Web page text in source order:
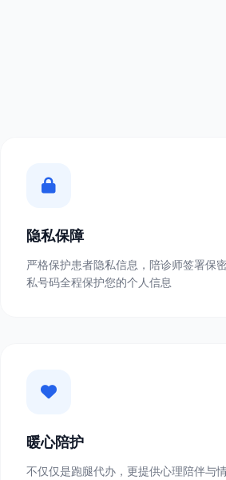
隐私保障
严格保护患者隐私信息，陪诊师签署保
私号码全程保护您的个人信息
暖心陪护
不仅仅是跑腿代办，更提供心理陪伴与